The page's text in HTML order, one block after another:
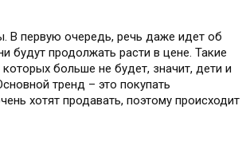
В первую очередь, речь даже идет об
будут продолжать расти в цене. Такие
больше не будет, значит, дети и
тренд – это покупать
хотят продавать, поэтому происходит